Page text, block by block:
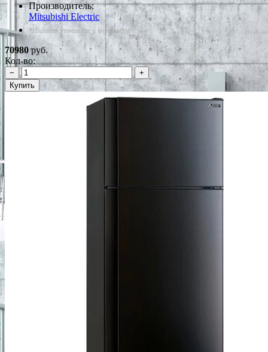
Производитель:
Mitsubishi Electric
*Наличие уточняйте у менеджера
70980руб.
Кол-во:
−
+
Купить